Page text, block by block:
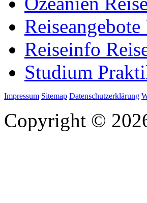
Reiseinfo
Studium
Impressum Sitemap Datenschutzerklärung
Copyright ©